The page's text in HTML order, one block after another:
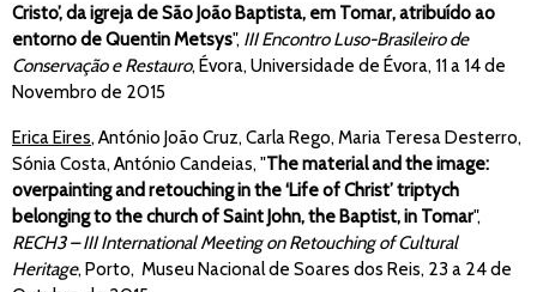
Cristo’, da igreja de São João Baptista, em Tomar, atribuído ao
entorno de Quentin Metsys", III Encontro Luso-Brasileiro de
Conservação e Restauro, Évora, Universidade de Évora, 11 a 14 de
Novembro de 2015
Erica Eires, António João Cruz, Carla Rego, Maria Teresa Desterro,
Sónia Costa, António Candeias, "The material and the image:
overpainting and retouching in the ‘Life of Christ’ triptych
belonging to the church of Saint John, the Baptist, in Tomar",
RECH3 – III International Meeting on Retouching of Cultural
Heritage, Porto, Museu Nacional de Soares dos Reis, 23 a 24 de